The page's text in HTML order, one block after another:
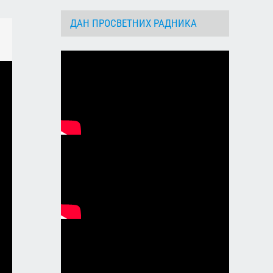
Email
ДАН ПРОСВЕТНИХ РАДНИКА